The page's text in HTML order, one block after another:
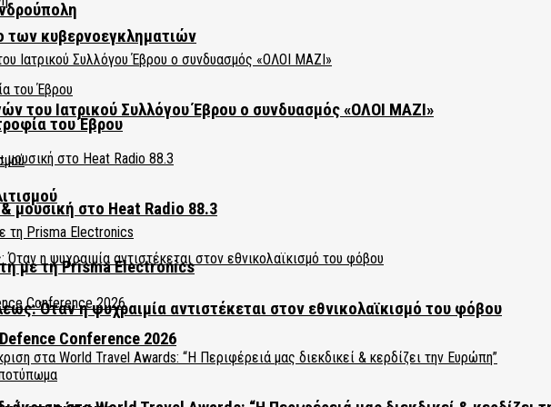
του Ιατρικού Συλλόγου Έβρου ο συνδυασμός «ΟΛΟΙ ΜΑΖΙ»
μουσική στο Heat Radio 88.3
Όταν η ψυχραιμία αντιστέκεται στον εθνικολαϊκισμό του φόβου
των κυβερνοεγκληματιών
του Έβρου
με τη Prisma Electronics
Conference 2026